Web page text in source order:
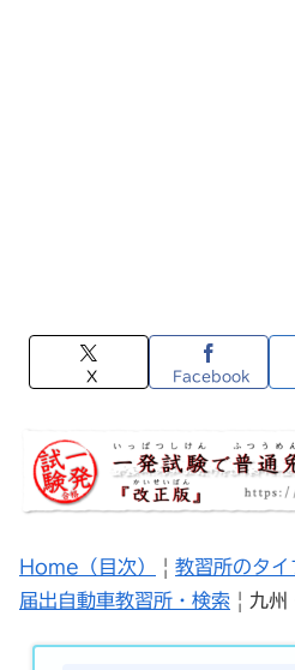
X Facebook
Home（目次） | 教習所のタイ
届出自動車教習所・検索 | 九州